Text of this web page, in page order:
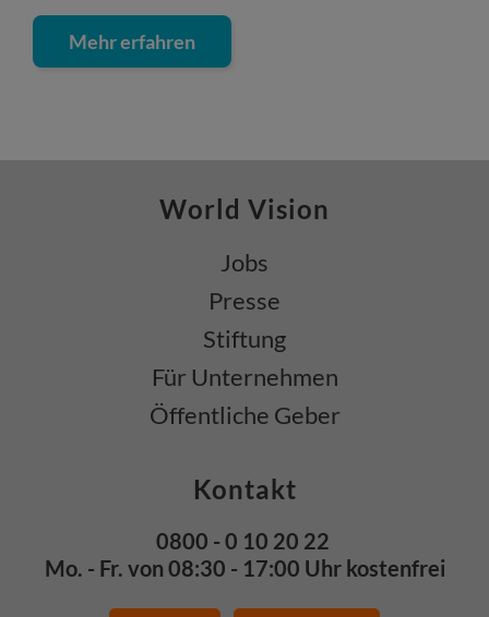
Mehr erfahren
World Vision
Jobs
Presse
Stiftung
Für Unternehmen
Öffentliche Geber
Kontakt
0800 - 0 10 20 22
Mo. - Fr. von 08:30 - 17:00 Uhr kostenfrei